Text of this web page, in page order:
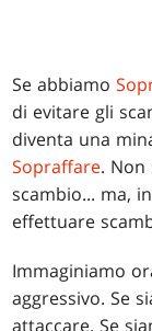
Se abbiamo
di evitare gli
diventa una
Sopraffare. Non
scambio... ma,
effettuare
Immaginiamo
aggressivo. Se
attaccare. Se